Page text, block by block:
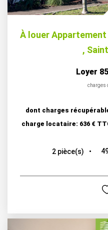
,
Loyer
charges
dont charges
charge locataire: 636 €
2 pièce(s)